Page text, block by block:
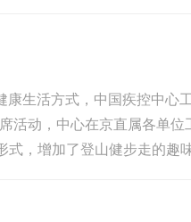
康生活方式，中国疾控中
席活动，中心在京直属各
，增加了登山健步走的趣